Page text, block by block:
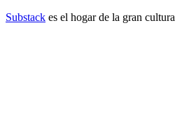
Substack es el hogar de la gran cultura